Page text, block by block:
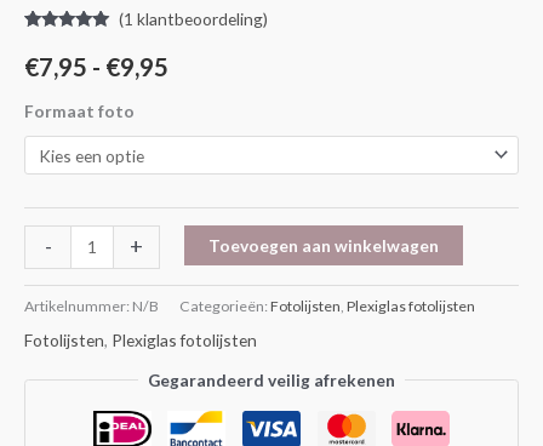
5.00 op 5
gebaseerd
klantbeoordeling
(1 klantbeoordeling)
€7,95 - €9,95
Formaat foto
- + Toevoegen aan winkelwagen
Artikelnummer: N/B Categorieën: Fotolijsten, Plexiglas fotolijsten
Fotolijsten, Plexiglas fotolijsten
Gegarandeerd veilig afrekenen